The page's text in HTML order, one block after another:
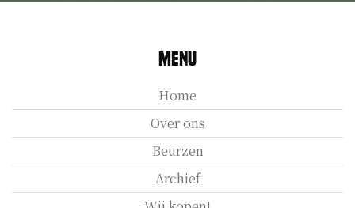
Menu
Home
Over ons
Beurzen
Archief